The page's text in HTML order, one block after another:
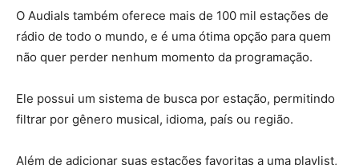
O Audials também oferece mais de 100 mil estações de
rádio de todo o mundo, e é uma ótima opção para quem
não quer perder nenhum momento da programação.
Ele possui um sistema de busca por estação, permitindo
filtrar por gênero musical, idioma, país ou região.
Além de adicionar suas estações favoritas a uma playlist,